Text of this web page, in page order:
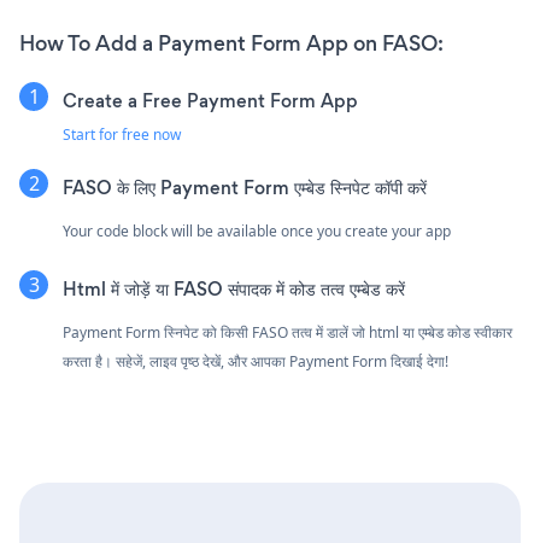
How To Add a Payment Form App on FASO:
Create a Free Payment Form App
Start for free now
FASO के लिए Payment Form एम्बेड स्निपेट कॉपी करें
Your code block will be available once you create your app
Html में जोड़ें या FASO संपादक में कोड तत्व एम्बेड करें
Payment Form स्निपेट को किसी FASO तत्व में डालें जो html या एम्बेड कोड स्वीकार
करता है। सहेजें, लाइव पृष्ठ देखें, और आपका Payment Form दिखाई देगा!